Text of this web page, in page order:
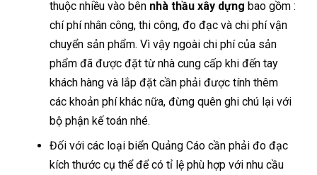
thuộc nhiều vào bên nhà thầu xây dựng bao gồm :
chí phí nhân công, thi công, đo đạc và chi phí vận
chuyển sản phẩm. Vì vậy ngoài chi phí của sản
phẩm đã được đặt từ nhà cung cấp khi đến tay
khách hàng và lắp đặt cần phải được tính thêm
các khoản phí khác nữa, đừng quên ghi chú lại với
bộ phận kế toán nhé.
Đối với các loại biển Quảng Cáo cần phải đo đạc
kích thước cụ thể để có tỉ lệ phù hợp với nhu cầu